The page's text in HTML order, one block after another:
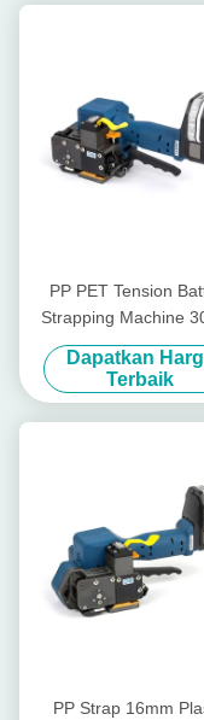
PP PET Tension
Strapping Machine
Tensioner Untuk
Plastik
Dapatkan
Terbaik
PP Strap 16mm